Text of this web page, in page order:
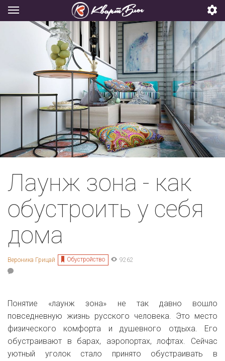
Лаунж зона - как
обустроить у себя
дома
Вероника Грицай Обустройство 9262
Понятие «лаунж зона» не так давно вошло
повседневную жизнь русского человека. Это место
физического комфорта и душевного отдыха. Его
обустраивают в барах, аэропортах, лофтах. Сейчас
уютный уголок стало принято обустраивать в